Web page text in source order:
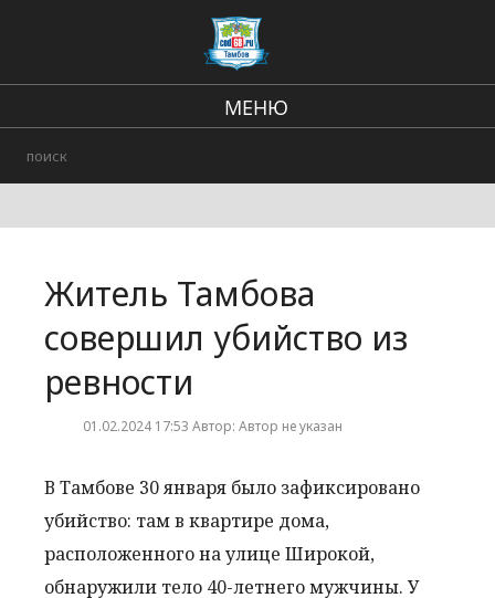
МЕНЮ
Городские события
Житель Тамбова
совершил убийство из
ревности
01.02.2024 17:53 Автор: Автор не указан
В Тамбове 30 января было зафиксировано
убийство: там в квартире дома,
расположенного на улице Широкой,
обнаружили тело 40-летнего мужчины. У